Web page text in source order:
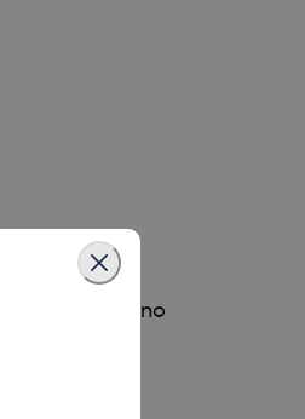
tu sensor no